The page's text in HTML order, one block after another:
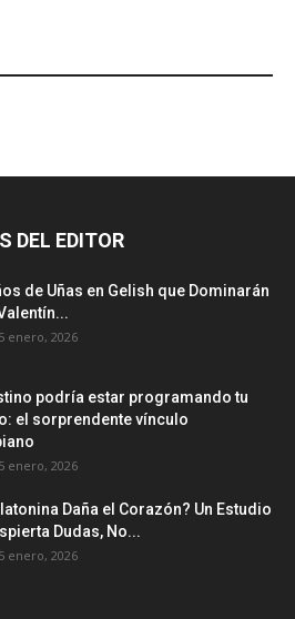
DEL EDITOR
de Uñas en Gelish que Dominarán
enero, 2026
podría estar programando tu
el sorprendente vínculo
enero, 2026
Daña el Corazón? Un Estudio
Dudas, No...
enero, 2026